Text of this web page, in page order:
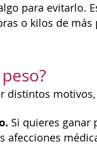
para evitarlo.
o kilos de
distintos
Si quieres ganar